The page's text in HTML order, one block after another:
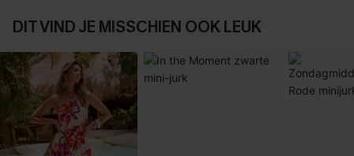
DIT VIND JE MISSCHIEN OOK LEUK